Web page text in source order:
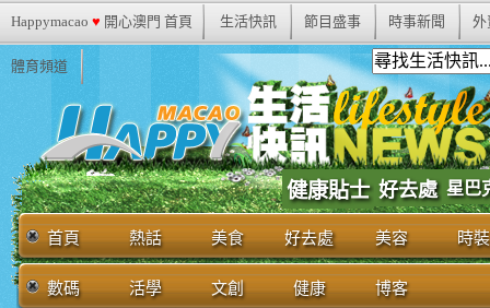
Happymacao ♥ 開心澳門 首頁 生活快訊 節目盛事 時事新聞 外
體育頻道
健康貼士 好去處 星巴
首頁 熱話 美食 好去處 美容 時裝
數碼 活學 文創 健康 博客